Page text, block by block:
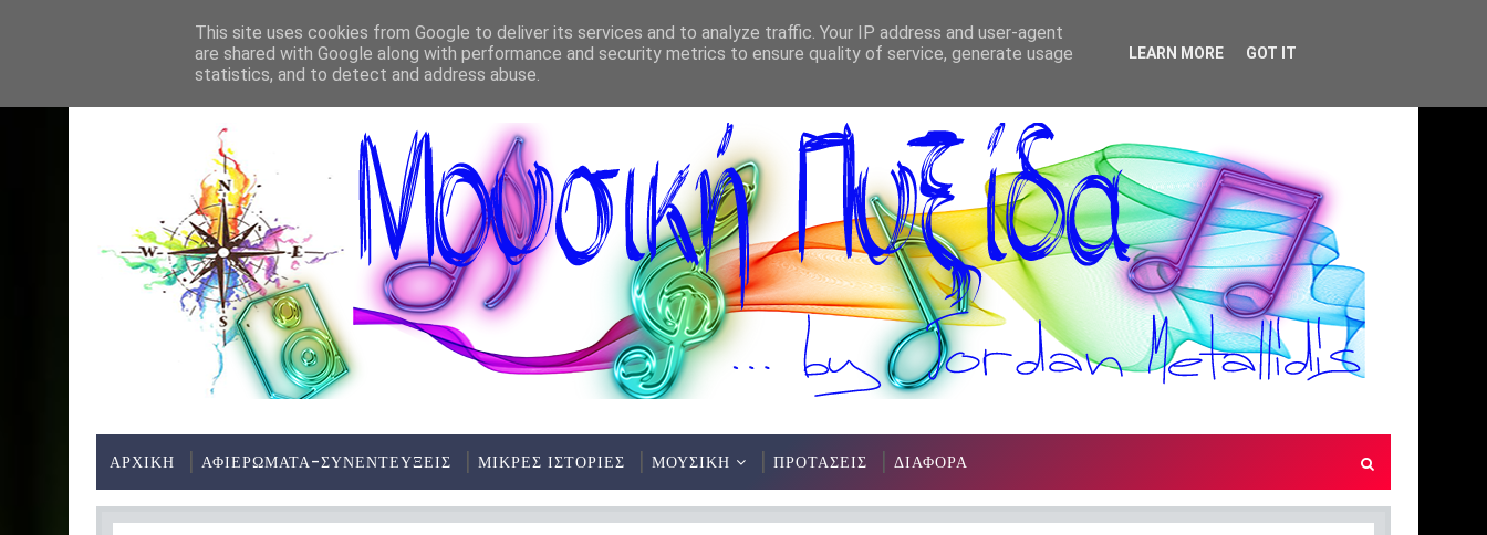
About Contact
ΤΕΛΕΥΤΑΊΑ ΝΈΑ:
ΣΥΝΟΡΑ(ΜΟΥΣΙΚΗ ΠΑΡΑΣΤΑΣΗ) - ΚΗΠΟΣ ΘΕΑΤΡΟΥ ΑΛΕΞΑΝΔΡΕΙΑ(10/7/2026) MARIANTHI - ΤΕΛΟΣ & ΑΡΧΗ ΣΤΕΡΓΙΟΣ ΝΤΑΟΥΣΑΝΑΚΗΣ - ΤΡΑΠΟΥΛΑ
ΑΡΧΙΚΗ ΑΦΙΕΡΩΜΑΤΑ-ΣΥΝΕΝΤΕΥΞΕΙΣ ΜΙΚΡΕΣ ΙΣΤΟΡΙΕΣ ΜΟΥΣΙΚΗ ΠΡΟΤΑΣΕΙΣ ΔΙΑΦΟΡΑ
This site uses cookies from Google to deliver its services and to analyze traffic. Your IP address and user-agent
are shared with Google along with performance and security metrics to ensure quality of service, generate usage
statistics, and to detect and address abuse.
LEARN MORE GOT IT